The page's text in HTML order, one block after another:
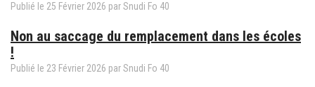
Publié le 25 Février 2026 par Snudi Fo 40
Non au saccage du remplacement dans les écoles
!
Publié le 23 Février 2026 par Snudi Fo 40